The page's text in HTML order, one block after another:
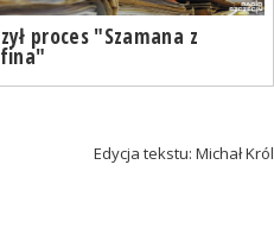
proces "Szamana z
Edycja tekstu: Michał Król